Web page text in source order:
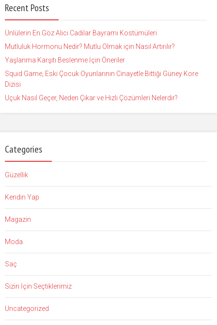
Recent Posts
Ünlülerin En Göz Alıcı Cadılar Bayramı Kostümüleri
Mutluluk Hormonu Nedir? Mutlu Olmak için Nasıl Artırılır?
Yaşlanma Karşıtı Beslenme İçin Öneriler
Squid Game, Eski Çocuk Oyunlarının Cinayetle Bittiği Güney Kore
Dizisi
Uçuk Nasıl Geçer, Neden Çıkar ve Hızlı Çözümleri Nelerdir?
Categories
Güzellik
Kendin Yap
Magazin
Moda
Saç
Sizin İçin Seçtiklerimiz
Uncategorized